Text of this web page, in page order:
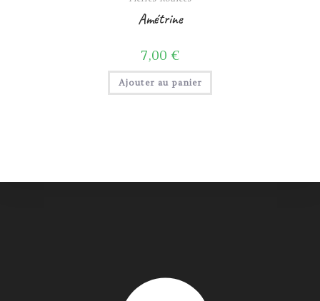
Amétrine
7,00 €
Ajouter au panier